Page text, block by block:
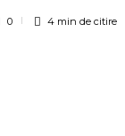
0 4 min de citire